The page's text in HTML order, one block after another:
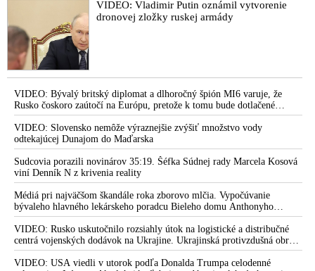
VIDEO: Vladimir Putin oznámil vytvorenie
dronovej zložky ruskej armády
VIDEO: Bývalý britský diplomat a dlhoročný špión MI6 varuje, že
Rusko čoskoro zaútočí na Európu, pretože k tomu bude dotlačené
rovnako, ako bolo dotlačené k invázii na Ukrajinu v roku 2022.
Zelenskyj medzitým v Kyjeve naliehal na zhromaždených diplomatov,
aby vo svete zháňali energie pre Ukrajinu na zimu. Putin vraj bude
mobilizovať a vojna sa do zimy pravdepodobne neskončí
VIDEO: Slovensko nemôže výraznejšie zvýšiť množstvo vody
odtekajúcej Dunajom do Maďarska
Sudcovia porazili novinárov 35:19. Šéfka Súdnej rady Marcela Kosová
viní Denník N z krivenia reality
Médiá pri najväčšom škandále roka zborovo mlčia. Vypočúvanie
bývaleho hlavného lekárskeho poradcu Bieleho domu Anthonyho
Fauciho pred výborom amerického Senátu väčšina médií ignorovala
VIDEO: Rusko uskutočnilo rozsiahly útok na logistické a distribučné
centrá vojenských dodávok na Ukrajine. Ukrajinská protivzdušná obrana
nedokázala počas ničivého nočného útoku na Kyjev a jeho okolie
zachytiť ani jednu ruskú raketu
VIDEO: USA viedli v utorok podľa Donalda Trumpa celodenné